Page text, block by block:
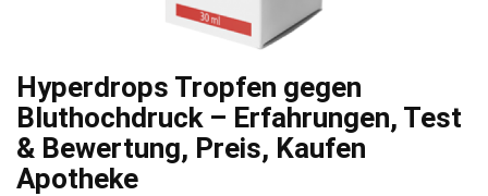
Hyperdrops Tropfen gegen
Bluthochdruck – Erfahrungen, Test
& Bewertung, Preis, Kaufen
Apotheke